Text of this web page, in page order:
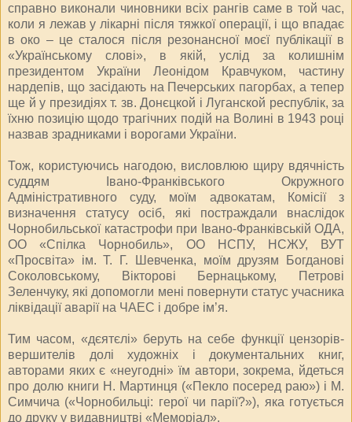
справно виконали чиновники всіх рангів саме в той час,
коли я лежав у лікарні після тяжкої операції, і що впадає
в око – це сталося після резонансної моєї публікації в
«Українському слові», в якій, услід за колишнім
президентом України Леонідом Кравчуком, частину
нардепів, що засідають на Печерських пагорбах, а тепер
ще й у президіях т. зв. Донєцкой і Луганской республік, за
їхню позицію щодо трагічних подій на Волині в 1943 році
назвав зрадниками і ворогами України.
Тож, користуючись нагодою, висловлюю щиру вдячність
суддям Івано-Франківського Окружного
Адміністративного суду, моїм адвокатам, Комісії з
визначення статусу осіб, які постраждали внаслідок
Чорнобильської катастрофи при Івано-Франківській ОДА,
ОО «Спілка Чорнобиль», ОО НСПУ, НСЖУ, ВУТ
«Просвіта» ім. Т. Г. Шевченка, моїм друзям Богданові
Соколовському, Вікторові Бернацькому, Петрові
Зеленчуку, які допомогли мені повернути статус учасника
ліквідації аварії на ЧАЕС і добре ім’я.
Тим часом, «дєятєлі» беруть на себе функції цензорів-
вершителів долі художніх і документальних книг,
авторами яких є «неугодні» їм автори, зокрема, йдеться
про долю книги Н. Мартинця («Пекло посеред раю») і М.
Симчича («Чорнобильці: герої чи парії?»), яка готується
до друку у видавництві «Меморіал».